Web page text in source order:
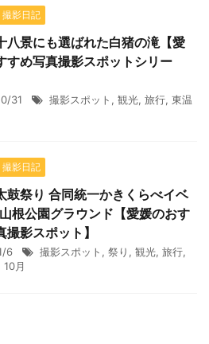
撮影日記
八景にも選ばれた白猪の滝【愛
すめ写真撮影スポットシリー
31 撮影スポット , 観光, 旅行, 東温
撮影日記
鼓祭り 合同統一かきくらべイベ
根公園グラウンド【愛媛のおす
撮影スポット】
6 撮影スポット , 祭り , 観光, 旅行,
10月